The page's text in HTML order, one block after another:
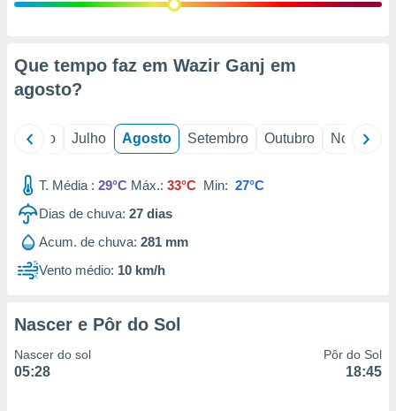
através
estudos
1199
Que tempo faz em Wazir Ganj em
agosto?
Junho Julho Agosto Setembro Outubro Novembro
T. Média : 29°C Máx.: 33°C Min: 27°C
Dias de chuva: 27 dias
Acum. de chuva: 281 mm
Vento médio: 10 km/h
Nascer e Pôr do Sol
Nascer do sol
05:28
Pôr do Sol
18:45